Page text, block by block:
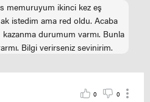
memuruyum ikinci kez eş
istedim ama red oldu. Acaba
durumum varmı. Bunla
Bilgi verirseniz sevinirim.
0 0